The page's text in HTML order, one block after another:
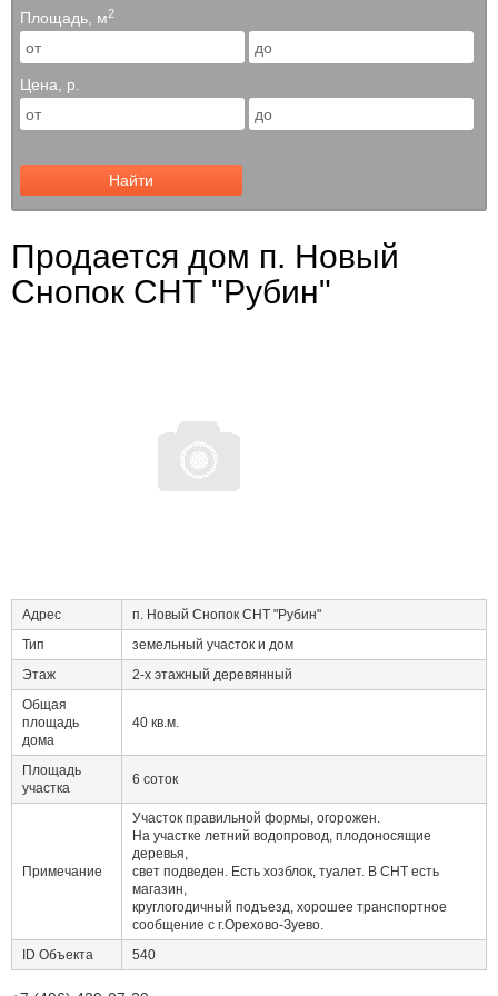
Площадь, м2
Цена, р.
Найти
Продается дом п. Новый
Снопок СНТ "Рубин"
Адрес
п. Новый Снопок СНТ "Рубин"
Тип
земельный участок и дом
Этаж
2-х этажный деревянный
Общая
площадь
дома
40 кв.м.
Площадь
участка
6 соток
Примечание
Участок правильной формы, огорожен.
На участке летний водопровод, плодоносящие
деревья,
свет подведен. Есть хозблок, туалет. В СНТ есть
магазин,
круглогодичный подъезд, хорошее транспортное
сообщение с г.Орехово-Зуево.
ID Объекта
540